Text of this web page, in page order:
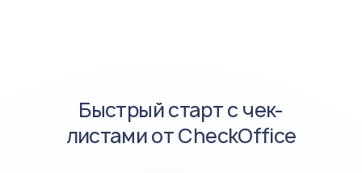
Быстрый старт с чек-
листами от CheckOffice